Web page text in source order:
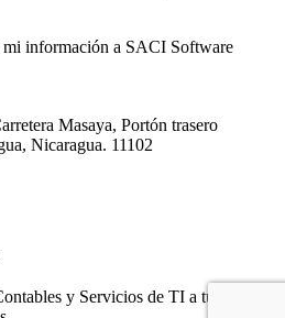
información a SACI Software
Masaya, Portón trasero
Nicaragua. 11102
y Servicios de TI a tu Alcance